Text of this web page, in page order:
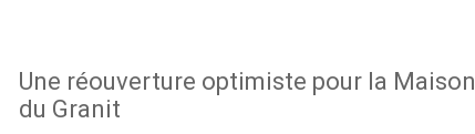
Une réouverture optimiste pour la Maison
du Granit